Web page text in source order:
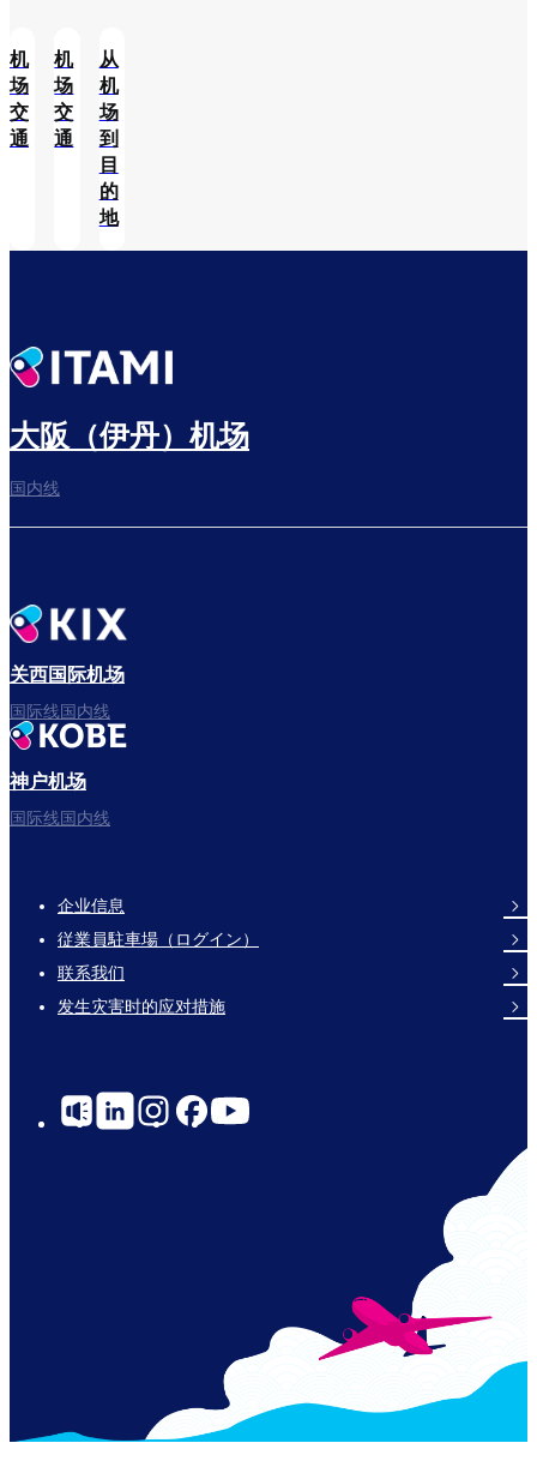
机
场
交
通
机
场
交
通
从
机
场
到
目
的
地
大阪（伊丹）机场
国内线
关西国际机场
国际线国内线
神户机场
国际线国内线
Footer
Links
企业信息
従業員駐車場（ログイン）
联系我们
发生灾害时的应对措施
Social